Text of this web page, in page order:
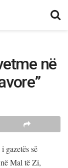
në
gazetës së
Mal të Zi,